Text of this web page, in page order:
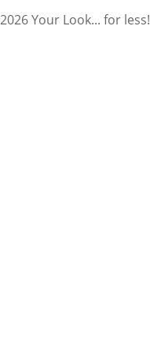
Your Look... for less!